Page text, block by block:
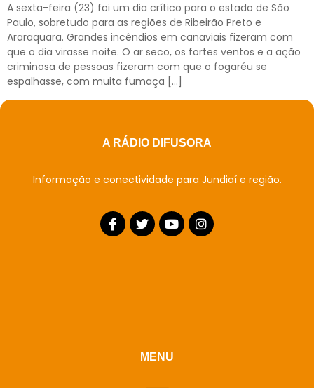
A sexta-feira (23) foi um dia crítico para o estado de São
Paulo, sobretudo para as regiões de Ribeirão Preto e
Araraquara. Grandes incêndios em canaviais fizeram com
que o dia virasse noite. O ar seco, os fortes ventos e a ação
criminosa de pessoas fizeram com que o fogaréu se
espalhasse, com muita fumaça […]
A RÁDIO DIFUSORA
Informação e conectividade para Jundiaí e região.
MENU